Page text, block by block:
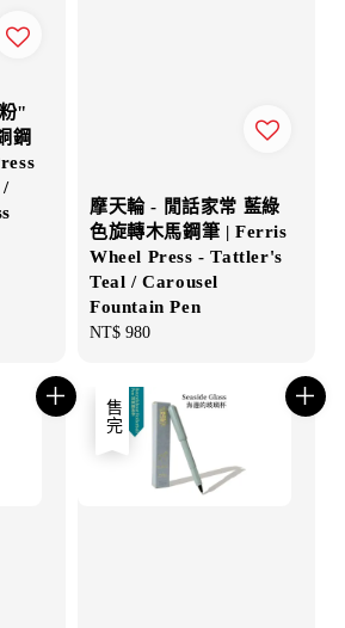
"
鋼
/
摩天輪 - 閒話家常 藍綠
色旋轉木馬鋼筆 | Ferris
Wheel Press - Tattler's
Teal / Carousel
Fountain Pen
Regular
NT$ 980
售完